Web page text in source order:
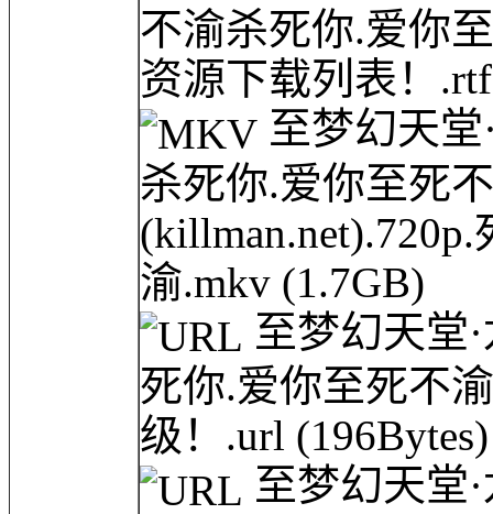
不渝杀死你.爱你
资源下载列表！
至梦幻天堂
杀死你.爱你至死
渝.mkv (1.7GB)
至梦幻天堂
死你.爱你至死不
级！.url (196Bytes)
至梦幻天堂